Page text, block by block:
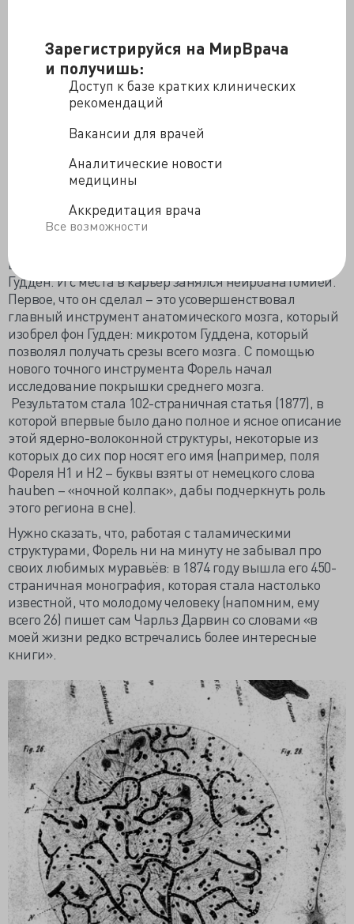
Зарегистрируйся на МирВрача
и получишь:
Доступ к базе кратких клинических
рекомендаций
Вакансии для врачей
Аналитические новости
медицины
Аккредитация врача
Все возможности
Теодор Мейнерт
С «ВАКовской» публикацией в руке и фигой в кармане
кантональный экзамен по медицине – формальные
требования в XIX веке в Швейарии были не
меньшими, чем в XXI веке в России. Правда, работать
по психиатрии ему все равно не дали.
в Мюнхен, куда перебрался его первый учитель, фон
Гудден. И с места в карьер занялся нейроанатомией.
Первое, что он сделал – это усовершенствовал
главный инструмент анатомического мозга, который
изобрел фон Гудден: микротом Гуддена, который
позволял получать срезы всего мозга. С помощью
нового точного инструмента Форель начал
исследование покрышки среднего мозга.
Результатом стала 102-страничная статья (1877), в
которой впервые было дано полное и ясное описание
этой ядерно-волоконной структуры, некоторые из
которых до сих пор носят его имя (например, поля
Фореля H1 и H2 – буквы взяты от немецкого слова
hauben – «ночной колпак», дабы подчеркнуть роль
этого региона в сне).
Нужно сказать, что, работая с таламическими
структурами, Форель ни на минуту не забывал про
своих любимых муравьёв: в 1874 году вышла его 450-
страничная монография, которая стала настолько
известной, что молодому человеку (напомним, ему
всего 26) пишет сам Чарльз Дарвин со словами «в
моей жизни редко встречались более интересные
книги».